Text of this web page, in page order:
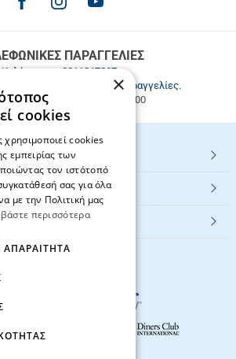
ΠΑΡΑΓΓΕΛΙΕΣ
Καλέστε μας2811217297.
πελατών & τηλεφωνικές παραγγελίες.
Παρ. 9:00-17:00, Σάβ. 9:00-15:00
×
cookies
χρησιμοποιεί cookies
εμπειρίας των
τον ιστότοπό
σας για όλα
με την Πολιτική μας
περισσότερα